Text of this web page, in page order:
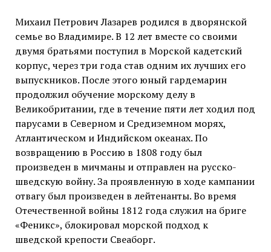
Михаил Петрович Лазарев родился в дворянской
семье во Владимире. В 12 лет вместе со своими
двумя братьями поступил в Морской кадетский
корпус, через три года став одним их лучших его
выпускников. После этого юный гардемарин
продолжил обучение морскому делу в
Великобритании, где в течение пяти лет ходил под
парусами в Северном и Средиземном морях,
Атлантическом и Индийском океанах. По
возвращению в Россию в 1808 году был
произведен в мичманы и отправлен на русско-
шведскую войну. За проявленную в ходе кампании
отвагу был произведен в лейтенанты. Во время
Отечественной войны 1812 года служил на бриге
«Феникс», блокировал морской подход к
шведской крепости Свеаборг.